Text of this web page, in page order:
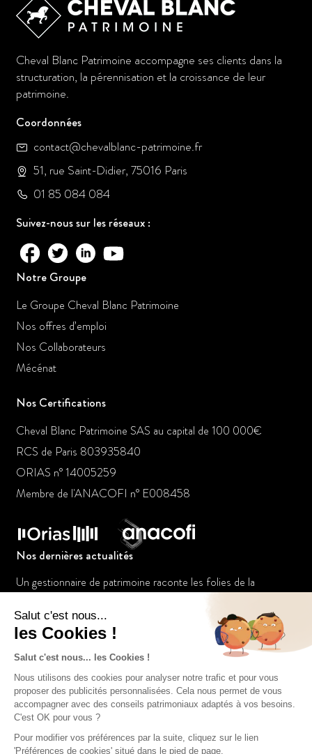
Cheval Blanc Patrimoine accompagne ses clients dans la
structuration, la pérennisation et la croissance de leur
patrimoine.
Coordonnées
contact@chevalblanc-patrimoine.fr
51, rue Saint-Didier, 75016 Paris
01 85 084 084
Suivez-nous sur les réseaux :
Notre Groupe
Le Groupe Cheval Blanc Patrimoine
Nos offres d’emploi
Nos Collaborateurs
Mécénat
Nos Certifications
Cheval Blanc Patrimoine SAS au capital de 100 000€
RCS de Paris 803935840
ORIAS n° 14005259
Membre de l'ANACOFI n° E008458
Nos dernières actualités
Un gestionnaire de patrimoine raconte les folies de la
Le placement à suivre : L’or bat les records
Tout pour votre argent: Le marketing des services financiers
manque sa cible féminine (Franck Fargerelle)
Tout pour investir – Hydrogène (Franck Fargerelle)
Le placement à suivre : investir dans l’art via les club deal
Comment échapper à une éventuelle hausse d’impôts ?